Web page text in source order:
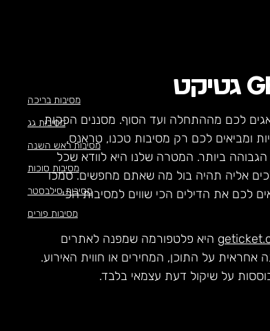
מסיבות בריכה
מסיבות גג
מסיבות ראש השנה
מסיבות סוכות
מסיבות סילבסטר
מסיבות פורים
גטיקט
לכם מההתחלה ועד הסוף. מסננים הפקות
ומביאים לכם רק מסיבות טכנו, טראנס,
הגבוהה ביותר. המטרה שלנו היא לוודא שכל
אליה תהיה בול מה שאתם מחפשים. סמכו
לכם את הדילים הכי שווים למסיבות הכי
היא פלטפורמה שמפנה לאתרים
אחראית על התוכן, המחירים או חווית האירוע.
על שיקול דעת עצמאי בלבד.